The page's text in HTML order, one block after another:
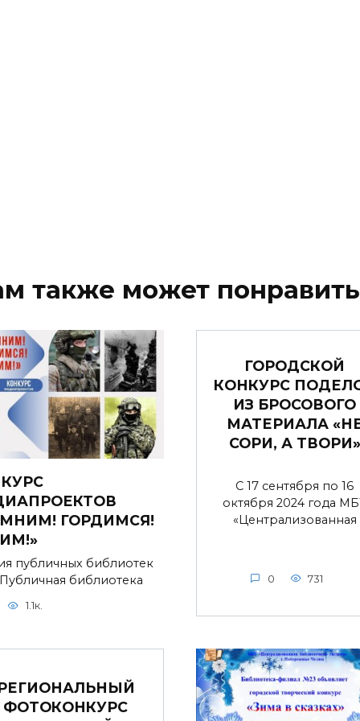
также может
ГОРДИМСЯ!
публичных библиотек
библиотека
1.1к.
ГОРОДСКОЙ
КОНКУРС
ИЗ БРОСОВОГО
МАТЕРИАЛА
СОРИ, А ТВОРИ»
С 17 сентября по 16
октября 2024 года
«Централизованная
0 731
ФОТОКОНКУРС